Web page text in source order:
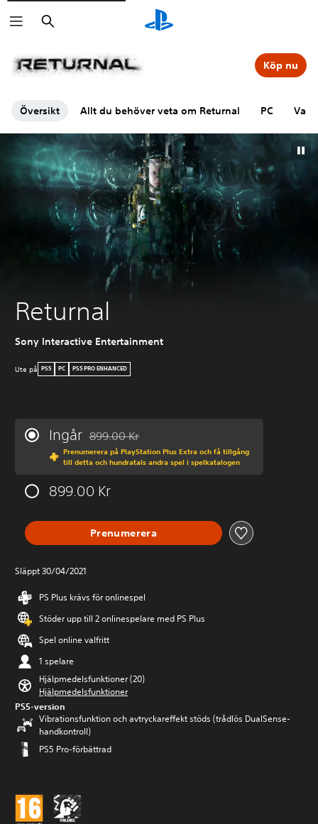
Sök
Översikt Allt du behöver veta om Returnal PC
Köp nu
Returnal
Sony Interactive Entertainment
Ute på PS5 PC PS5 PRO ENHANCED
Ingår Nedsatt från ursprungspriset på 899.00 Kr
899.00 Kr
Prenumerera på PlayStation Plus Extra och få tillgång
till detta och hundratals andra spel i spelkatalogen
899.00 Kr
Prenumerera
Släppt 30/04/2021
PS Plus krävs för onlinespel
Stöder upp till 2 onlinespelare med PS Plus
Spel online valfritt
1 spelare
Hjälpmedelsfunktioner (20)
Hjälpmedelsfunktioner
PS5-version
Vibrationsfunktion och avtryckareffekt stöds (trådlös DualSense-
handkontroll)
PS5 Pro-förbättrad